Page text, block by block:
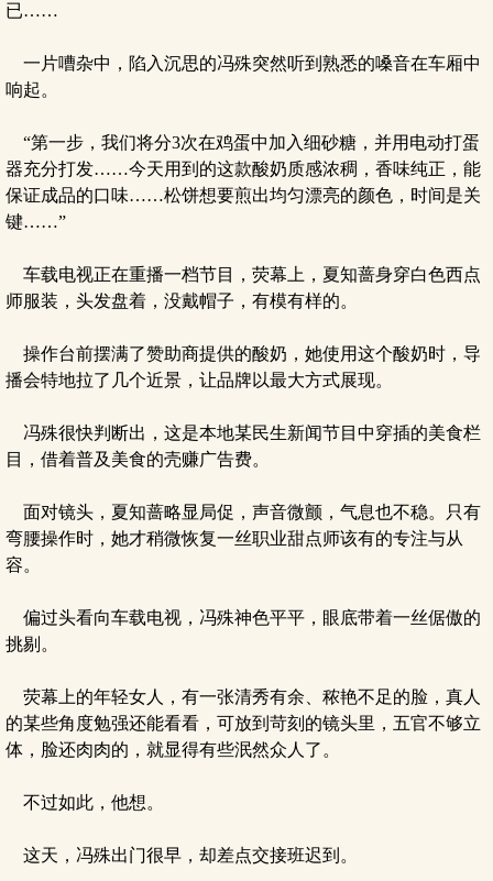
已……
一片嘈杂中，陷入沉思的冯殊突然听到熟悉的嗓音在车厢中
响起。
“第一步，我们将分3次在鸡蛋中加入细砂糖，并用电动打蛋
器充分打发……今天用到的这款酸奶质感浓稠，香味纯正，能
保证成品的口味……松饼想要煎出均匀漂亮的颜色，时间是关
键……”
车载电视正在重播一档节目，荧幕上，夏知蔷身穿白色西点
师服装，头发盘着，没戴帽子，有模有样的。
操作台前摆满了赞助商提供的酸奶，她使用这个酸奶时，导
播会特地拉了几个近景，让品牌以最大方式展现。
冯殊很快判断出，这是本地某民生新闻节目中穿插的美食栏
目，借着普及美食的壳赚广告费。
面对镜头，夏知蔷略显局促，声音微颤，气息也不稳。只有
弯腰操作时，她才稍微恢复一丝职业甜点师该有的专注与从
容。
偏过头看向车载电视，冯殊神色平平，眼底带着一丝倨傲的
挑剔。
荧幕上的年轻女人，有一张清秀有余、秾艳不足的脸，真人
的某些角度勉强还能看看，可放到苛刻的镜头里，五官不够立
体，脸还肉肉的，就显得有些泯然众人了。
不过如此，他想。
这天，冯殊出门很早，却差点交接班迟到。